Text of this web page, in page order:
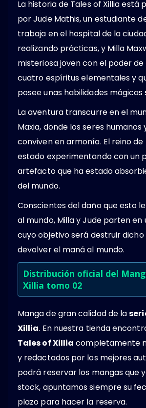
La historia de Tales of Xillia está
por Jude Mathis, un estudiante
trabaja en el hospital de la
realizando prácticas, y Milla
misteriosa joven con el poder
cuatro espíritus elementales y
posee unas habilidades
La aventura transcurre en el
Maxia, donde los seres humanos
conviven en armonía. El reino de
estado experimentando con un
artefacto que ha estado
del mundo.
Conscientes del daño que esto
al mundo, Milla y Jude parten
cuyo objetivo será destruir
devolver el maná al mundo.
Distribución oficial del
Xillia tomo 02
Manga de gran calidad de la
Xillia. En nuestra tienda
Tales of Xillia completamente
y redactados por los mejores
podrá reservar los mangas que
stock, apuntamos siempre su
plazo para hacer la reserva.